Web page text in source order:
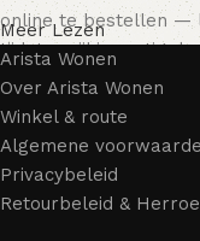
online te bestellen —
tijd, terwijl je rustig
meubelstuk kiest dat
een uitgebreide
kantoor.
Meubelproductie is
Meer Lezen
Arista Wonen
Over Arista Wonen
Winkel & route
Algemene
Privacybeleid
Retourbeleid &